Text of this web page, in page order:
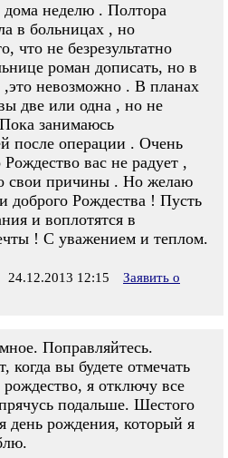
неделю . Полтора
в больницах , но
что не безрезультатно
роман дописать, но в
невозможно . В планах
две или одна , но не
занимаюсь
после операции . Очень
вас не радует ,
свои причины . Но желаю
доброго Рождества ! Пусть
и воплотятся в
! С уважением и теплом.
24.12.2013 12:15
Заявить о
Поправляйтесь.
когда вы будете отмечать
рождество, я отключу все
подальше. Шестого
день рождения, который я